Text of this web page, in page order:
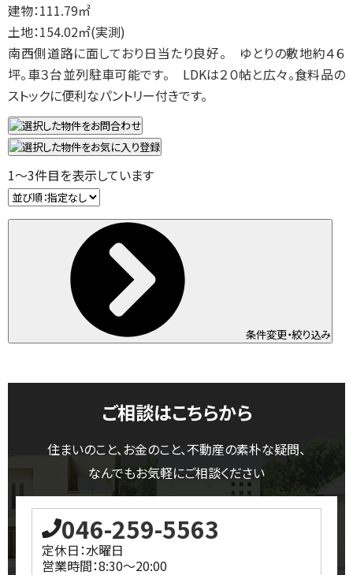
建物：111.79㎡
土地：154.02㎡(実測)
南西側道路に面しており日当たり良好。 ゆとりの敷地約４６
坪。車３台並列駐車可能です。 LDKは２０帖と広々。食料品の
ストックに便利なパントリー付きです。
1～3件目を表示しています
条件変更・絞り込み
ご相談はこちらから
住まいのこと、お金のこと、不動産の素朴な疑問、
なんでもお気軽にご相談ください
046-259-5563
定休日：水曜日
営業時間：8:30～20:00